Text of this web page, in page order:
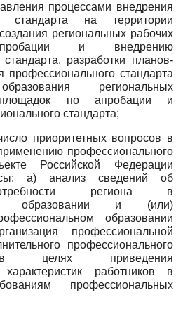
процессами внедрения
стандарта на территории
региональных рабочих
и внедрению
разработки планов-
профессионального стандарта
региональных
площадок по апробации и
стандарта;
приоритетных вопросов в
профессионального
Российской Федерации
а) анализ сведений об
региона в
образовании и (или)
образовании
профессиональной
профессионального
в целях приведения
работников в
профессиональных